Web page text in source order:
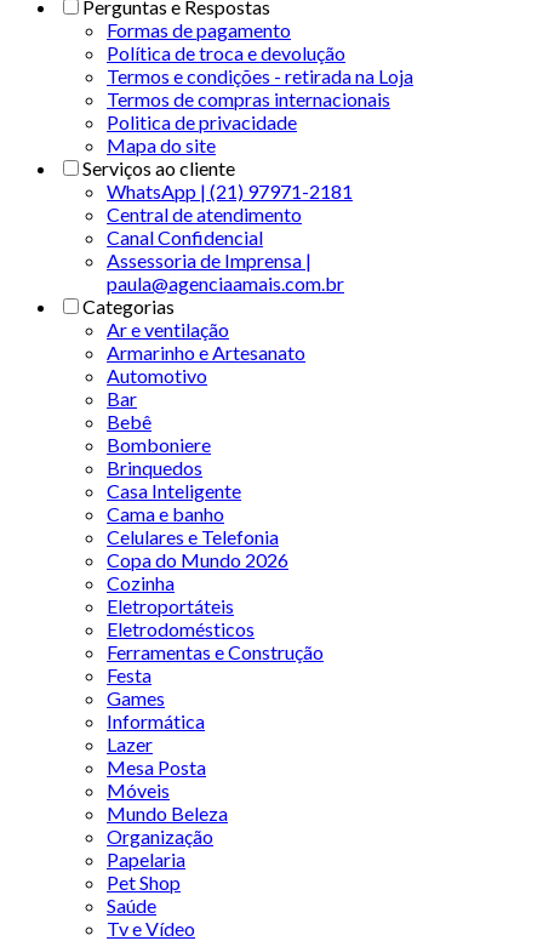
Perguntas e Respostas
Formas de pagamento
Política de troca e devolução
Termos e condições - retirada na Loja
Termos de compras internacionais
Politica de privacidade
Mapa do site
Serviços ao cliente
WhatsApp | (21) 97971-2181
Central de atendimento
Canal Confidencial
Assessoria de Imprensa |
paula@agenciaamais.com.br
Categorias
Ar e ventilação
Armarinho e Artesanato
Automotivo
Bar
Bebê
Bomboniere
Brinquedos
Casa Inteligente
Cama e banho
Celulares e Telefonia
Copa do Mundo 2026
Cozinha
Eletroportáteis
Eletrodomésticos
Ferramentas e Construção
Festa
Games
Informática
Lazer
Mesa Posta
Móveis
Mundo Beleza
Organização
Papelaria
Pet Shop
Saúde
Tv e Vídeo